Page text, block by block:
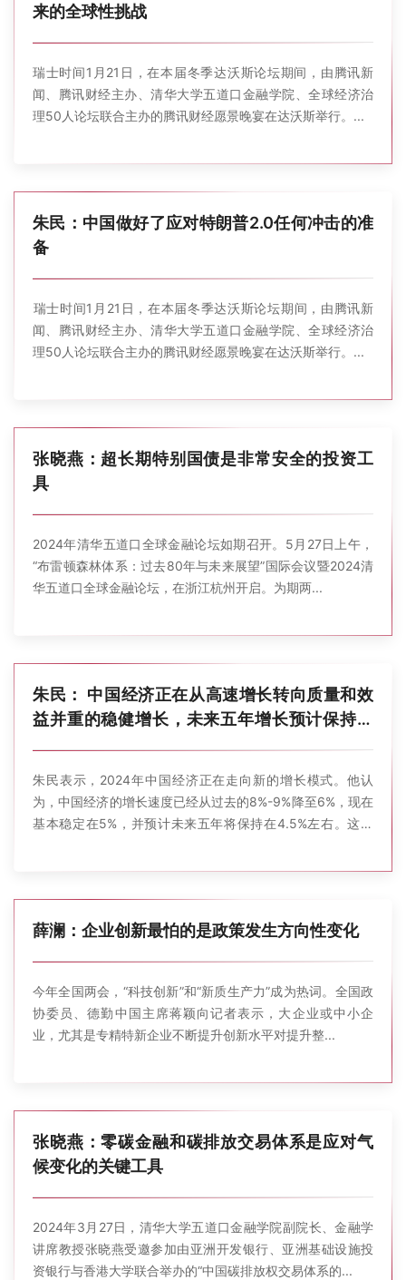
来的全球性挑战
瑞士时间1月21日，在本届冬季达沃斯论坛期间，由腾讯新
闻、腾讯财经主办、清华大学五道口金融学院、全球经济治
理50人论坛联合主办的腾讯财经愿景晚宴在达沃斯举行。...
朱民：中国做好了应对特朗普2.0任何冲击的准
备
瑞士时间1月21日，在本届冬季达沃斯论坛期间，由腾讯新
闻、腾讯财经主办、清华大学五道口金融学院、全球经济治
理50人论坛联合主办的腾讯财经愿景晚宴在达沃斯举行。...
张晓燕：超长期特别国债是非常安全的投资工
具
2024年清华五道口全球金融论坛如期召开。 5月27日上午，
“布雷顿森林体系：过去80年与未来展望”国际会议暨2024清
华五道口全球金融论坛，在浙江杭州开启。 为期两...
朱民： 中国经济正在从高速增长转向质量和效
益并重的稳健增长，未来五年增长预计保持在
朱民表示，2024年中国经济正在走向新的增长模式。他认
为，中国经济的增长速度已经从过去的8%-9%降至6%，现在
基本稳定在5%，并预计未来五年将保持在4.5%左右。这一
薛澜：企业创新最怕的是政策发生方向性变化
今年全国两会，“科技创新”和“新质生产力”成为热词。全国政
协委员、德勤中国主席蒋颖向记者表示，大企业或中小企
业，尤其是专精特新企业不断提升创新水平对提升整...
张晓燕：零碳金融和碳排放交易体系是应对气
候变化的关键工具
2024年3月27日，清华大学五道口金融学院副院长、金融学
讲席教授张晓燕受邀参加由亚洲开发银行、亚洲基础设施投
资银行与香港大学联合举办的“中国碳排放权交易体系的...